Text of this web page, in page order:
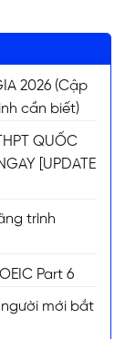
2026 (Cập
cần biết)
QUỐC
[UPDATE
trình
Part 6
người mới bắt